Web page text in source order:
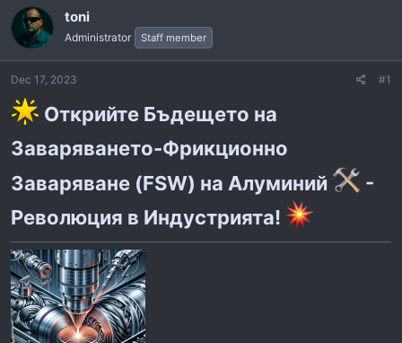
e
a
d
t
r
t
r
t
d
t
toni
Administrator Staff member
Dec 17, 2023 #1
Открийте Бъдещето на
Заваряването-Фрикционно
Заваряване (FSW) на Алуминий
-
Революция в Индустрията!